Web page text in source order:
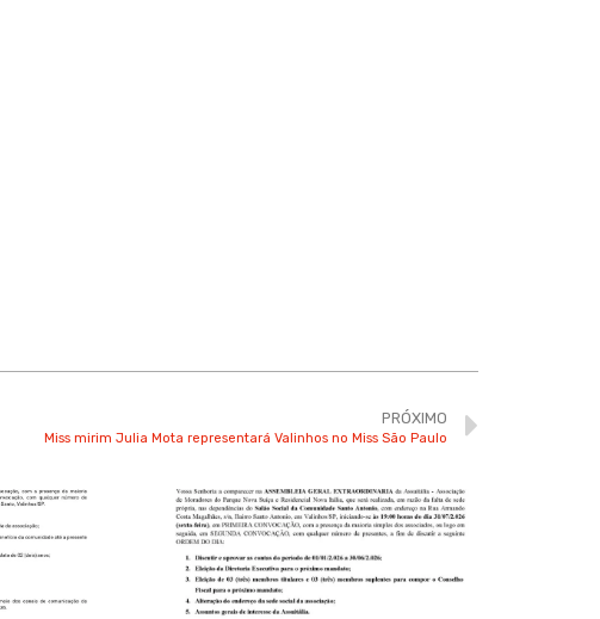
PRÓXIMO
Miss mirim Julia Mota representará Valinhos no Miss São Paulo